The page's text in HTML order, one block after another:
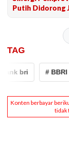
Putih Didorong
TAG
bri # BBRI